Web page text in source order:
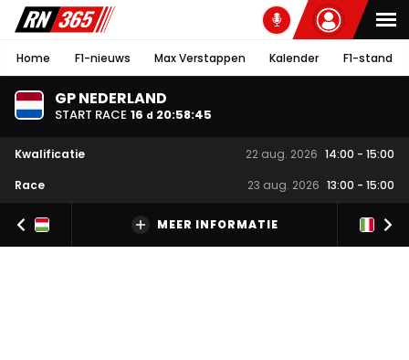
Home F1-nieuws Max Verstappen Kalender F1-stand
GP NEDERLAND
START RACE 16 d 20:58:44
Kwalificatie 22 aug. 2026 14:00 - 15:00
Race
23 aug. 2026 13:00 - 15:00
MEER INFORMATIE